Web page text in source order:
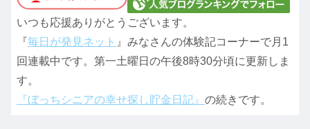
いつも応援ありがとうございます。
『毎日が発見ネット 』みなさんの体験記コーナーで月1
回連載中です。第一土曜日の午後8時30分頃に更新しま
す。
『ぼっちシニアの幸せ探し貯金日記』 の続きです。